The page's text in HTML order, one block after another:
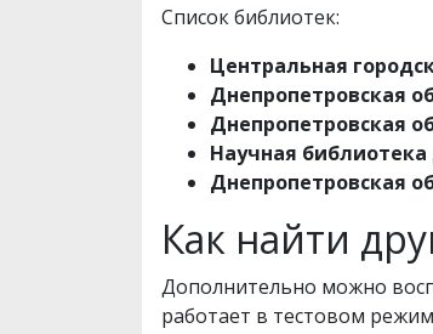
Список библиотек:
Центральная
Днепропетровская
Днепропетровская
Научная
Днепропетровская
Как найти
Дополнительно можно
работает в тестовом